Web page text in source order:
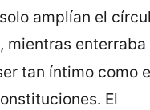
amplían el
mientras enterraba
tan íntimo como
El